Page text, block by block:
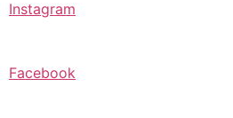
Instagram
Facebook